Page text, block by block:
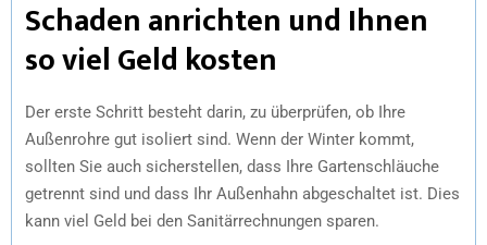
Schaden anrichten und Ihnen
so viel Geld kosten
Der erste Schritt besteht darin, zu überprüfen, ob Ihre
Außenrohre gut isoliert sind. Wenn der Winter kommt,
sollten Sie auch sicherstellen, dass Ihre Gartenschläuche
getrennt sind und dass Ihr Außenhahn abgeschaltet ist. Dies
kann viel Geld bei den Sanitärrechnungen sparen.